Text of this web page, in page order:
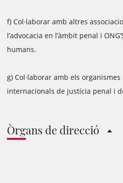
f) Col·laborar amb altres
l’advocacia en l’àmbit penal i
humans.
g) Col·laborar amb els
internacionals de justícia penal i
Òrgans de direcció